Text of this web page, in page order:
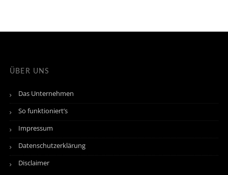
ÜBER UNS
Das Unternehmen
So funktioniert’s
Impressum
Datenschutzerklärung
Disclaimer